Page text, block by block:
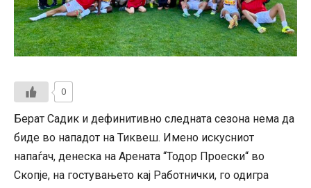
0
Берат Садик и дефинитивно следната сезона нема да
биде во нападот на Тиквеш. Имено искусниот
напаѓач, денеска на Арената “Тодор Проески“ во
Скопје, на гостувањето кај Работнички, го одигра